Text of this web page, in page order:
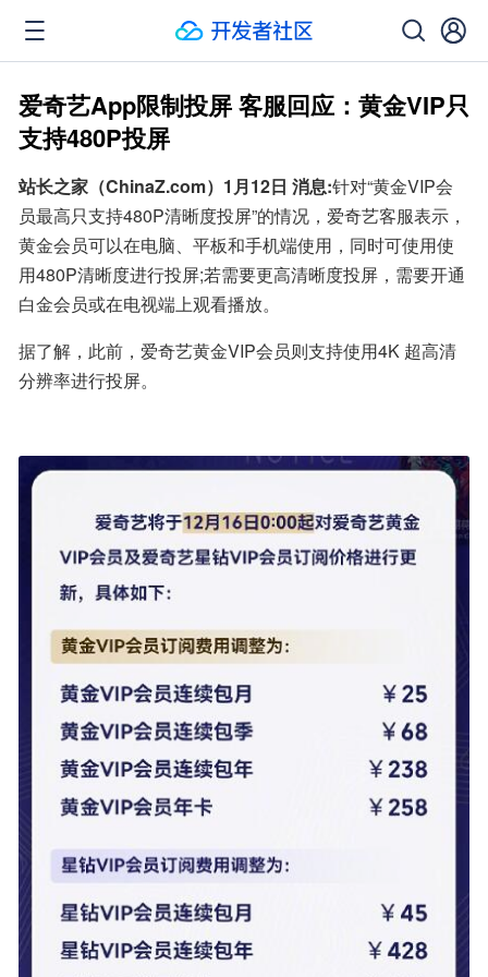
爱奇艺App限制投屏 客服回应：黄金VIP只
支持480P投屏
站长之家（ChinaZ.com）1月12日 消息:针对“黄金VIP会
员最高只支持480P清晰度投屏”的情况，爱奇艺客服表示，
黄金会员可以在电脑、平板和手机端使用，同时可使用使
用480P清晰度进行投屏;若需要更高清晰度投屏，需要开通
白金会员或在电视端上观看播放。
据了解，此前，爱奇艺黄金VIP会员则支持使用4K 超高清
分辨率进行投屏。